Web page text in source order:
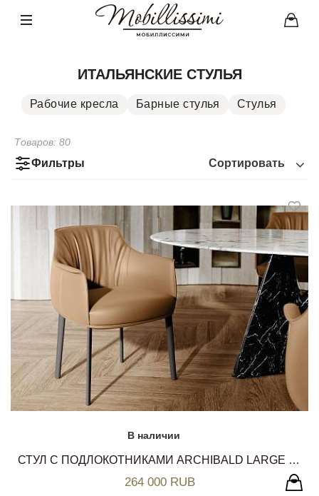
ИТАЛЬЯНСКИЕ СТУЛЬЯ
Рабочие кресла Барные стулья Стулья
Фильтры Сортировать
Товаров: 80
В наличии
СТУЛ С ПОДЛОКОТНИКАМИ ARCHIBALD LARGE DINING CHAIR POLTRONA FRAU
264 000 RUB